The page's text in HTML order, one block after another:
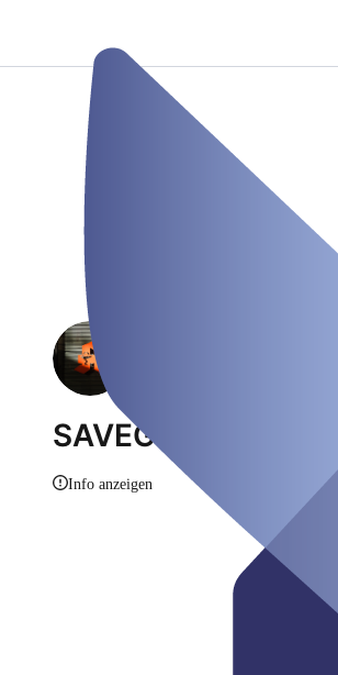
SAVEGO
Info anzeigen